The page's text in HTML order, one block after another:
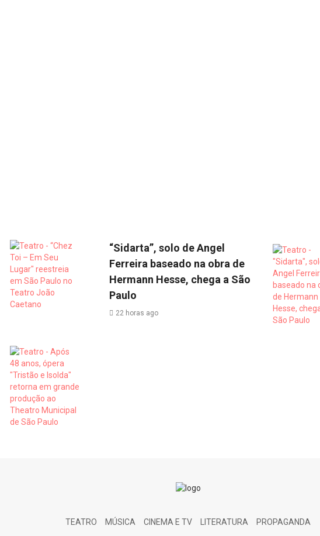
“Sidarta”, solo de Angel
Ferreira baseado na obra de
Hermann Hesse, chega a São
Paulo
22 horas ago
TEATRO MÚSICA CINEMA E TV LITERATURA PROPAGANDA